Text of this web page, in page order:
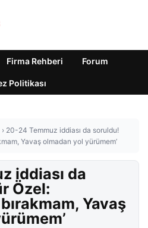
Firma Rehberi Forum
Politikası
› 20-24 Temmuz iddiası da soruldu!
Yavaş olmadan yol yürümem’
iddiası da
Özel:
Yavaş